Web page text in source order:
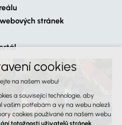
stránek
cookies
na našem webu!
a související technologie, aby
potřebám a vy na webu nalezli
cookies používané na našem webu
totožnosti uživatelů stránek.